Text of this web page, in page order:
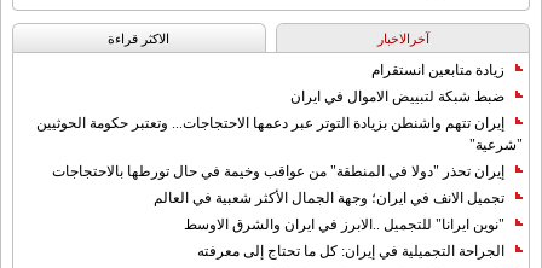
آخرالاخبار الاکثر قراءة
زيادة متابعين انستقرام
ضبط شبكة لتبييض الاموال في ايران
إيران تتهم واشنطن بزيادة التوتر عبر دعمها الاحتجاجات... وتعتبر حكومة الحوثيين
"شرعية"
إيران تحذر "دولا في المنطقة" من عواقب وخيمة في حال تورطها بالاحتجاجات
تجميل الانف في ايران؛ وجهة الجمال الأكثر شعبية في العالم
"نوين ايرانا" للتجميل ..الابرز في ايران والشرق الاوسط
الجراحة التجميلية في إيران: كل ما تحتاج إلى معرفته